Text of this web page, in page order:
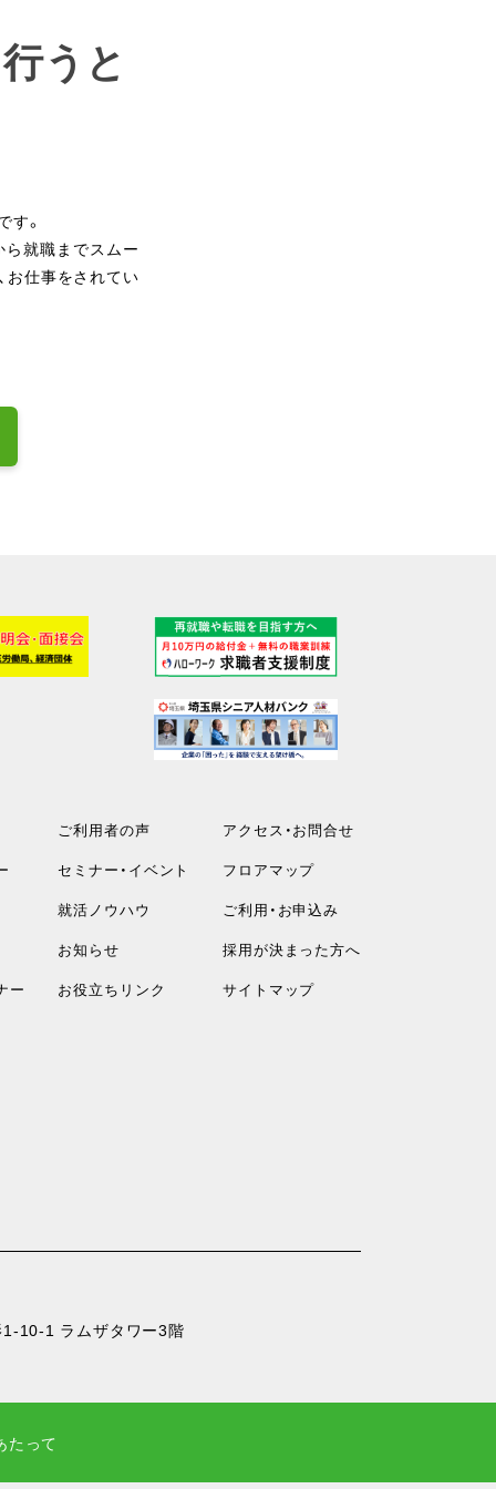
うと
す。
就職までスムー
お仕事をされてい
ー
ご利用者の声
セミナー・イベント
就活ノウハウ
お知らせ
お役立ちリンク
アクセス・お問合せ
フロアマップ
ご利用・お申込み
採用が決まった方へ
サイトマップ
10-1 ラムザタワー3階
たって